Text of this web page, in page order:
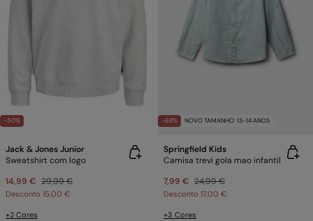
-50%
Jack & Jones Junior
Sweatshirt com logo
14,99 € 29,99 €
Desconto 15,00 €
+2 Cores
-68% NOVO TAMANHO: 13-14 ANOS
Springfield Kids
Camisa trevi gola mao infantil
7,99 € 24,99 €
Desconto 17,00 €
+3 Cores